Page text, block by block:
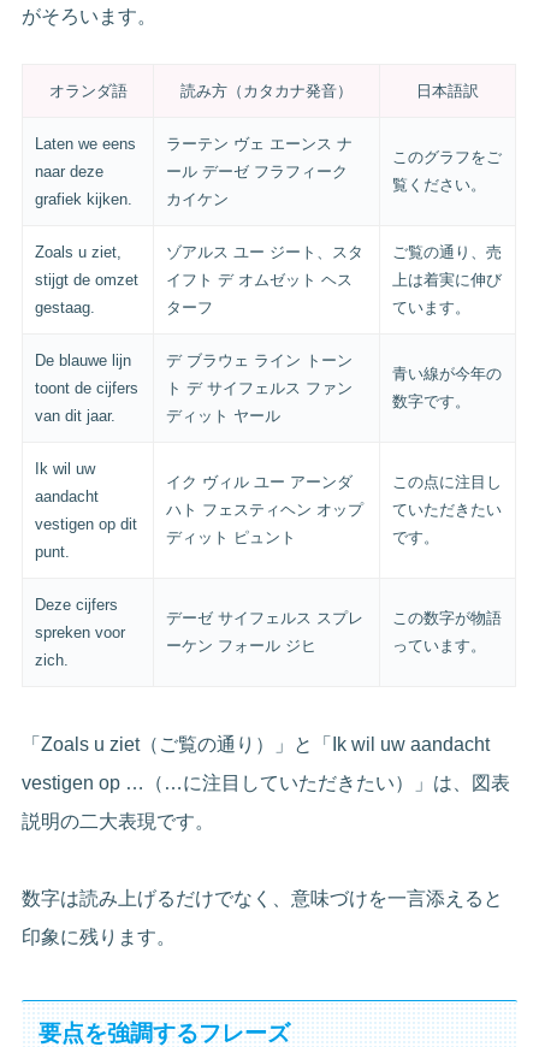
がそろいます。
オランダ語 読み方（カタカナ発音） 日本語訳
Laten we eens
naar deze
grafiek kijken.
ラーテン ヴェ エーンス ナ
ール デーゼ フラフィーク
カイケン
このグラフをご
覧ください。
Zoals u ziet,
stijgt de omzet
gestaag.
ゾアルス ユー ジート、スタ
イフト デ オムゼット ヘス
ターフ
ご覧の通り、売
上は着実に伸び
ています。
De blauwe lijn
toont de cijfers
van dit jaar.
デ ブラウェ ライン トーン
ト デ サイフェルス ファン
ディット ヤール
青い線が今年の
数字です。
Ik wil uw
aandacht
vestigen op dit
punt.
イク ヴィル ユー アーンダ
ハト フェスティヘン オップ
ディット ピュント
この点に注目し
ていただきたい
です。
Deze cijfers
spreken voor
zich.
デーゼ サイフェルス スプレ
ーケン フォール ジヒ
この数字が物語
っています。
「Zoals u ziet（ご覧の通り）」と「Ik wil uw aandacht
vestigen op …（…に注目していただきたい）」は、図表
説明の二大表現です。
数字は読み上げるだけでなく、意味づけを一言添えると
印象に残ります。
要点を強調するフレーズ